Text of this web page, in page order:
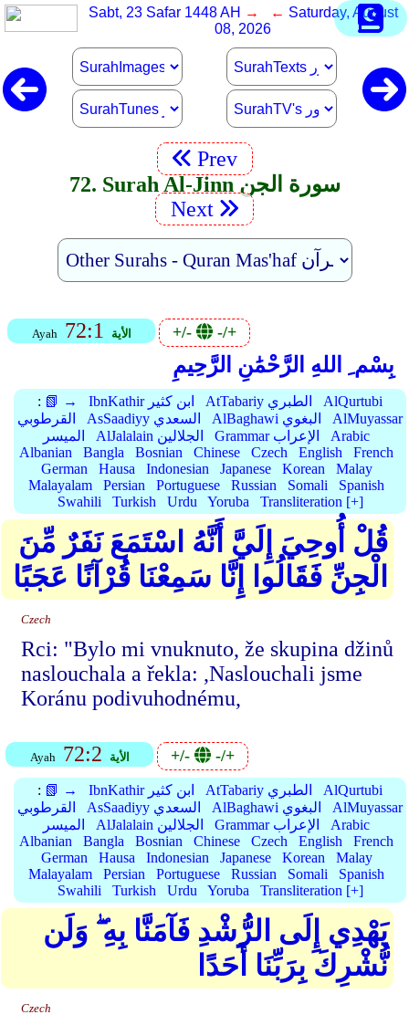
Sabt, 23 Safar 1448 AH → ← Saturday, August
08, 2026
Prev
72. Surah Al-Jinn سورة الجن
Next
Ayah 72:1 الأية +/- -/+
بِسْم ِ اللهِ الرَّحْمَٰنِ الرَّحِيمِ
: 📗 → IbnKathir ابن كثير AtTabariy الطبري
AlQurtubi
القرطوبي
AsSaadiyy السعدي AlBaghawi البغوي
AlMuyassar
الميسر
AlJalalain الجلالين Grammar الإعراب
Arabic
Albanian
Bangla Bosnian Chinese Czech English
French
German
Hausa Indonesian Japanese Korean
Malay
Malayalam
Persian Portuguese Russian Somali
Spanish
Swahili
Turkish Urdu Yoruba Transliteration [+]
قُلْ أُوحِيَ إِلَيَّ أَنَّهُ اسْتَمَعَ نَفَرٌ مِّنَ
الْجِنِّ فَقَالُوا إِنَّا سَمِعْنَا قُرْآنًا عَجَبًا
Czech
Rci: "Bylo mi vnuknuto, že skupina džinů
naslouchala a řekla: ,Naslouchali jsme
Koránu podivuhodnému,
Ayah 72:2 الأية +/- -/+
: 📗 → IbnKathir ابن كثير AtTabariy الطبري
AlQurtubi
القرطوبي
AsSaadiyy السعدي AlBaghawi البغوي
AlMuyassar
الميسر
AlJalalain الجلالين Grammar الإعراب
Arabic
Albanian
Bangla Bosnian Chinese Czech English
French
German
Hausa Indonesian Japanese Korean
Malay
Malayalam
Persian Portuguese Russian Somali
Spanish
Swahili
Turkish Urdu Yoruba Transliteration [+]
يَهْدِي إِلَى الرُّشْدِ فَآمَنَّا بِهِ ۖ وَلَن
نُّشْرِكَ بِرَبِّنَا أَحَدًا
Czech